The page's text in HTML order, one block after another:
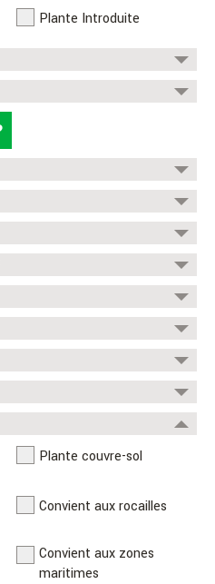
Plante Introduite
Détrempé
Convient aux sols acides
Plante couvre-sol
Convient aux rocailles
Convient aux zones
maritimes